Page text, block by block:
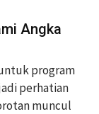
Angka
program
perhatian
muncul